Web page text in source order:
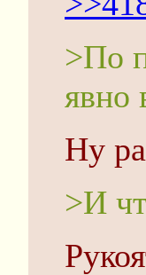
>По
явно
Ну
>И